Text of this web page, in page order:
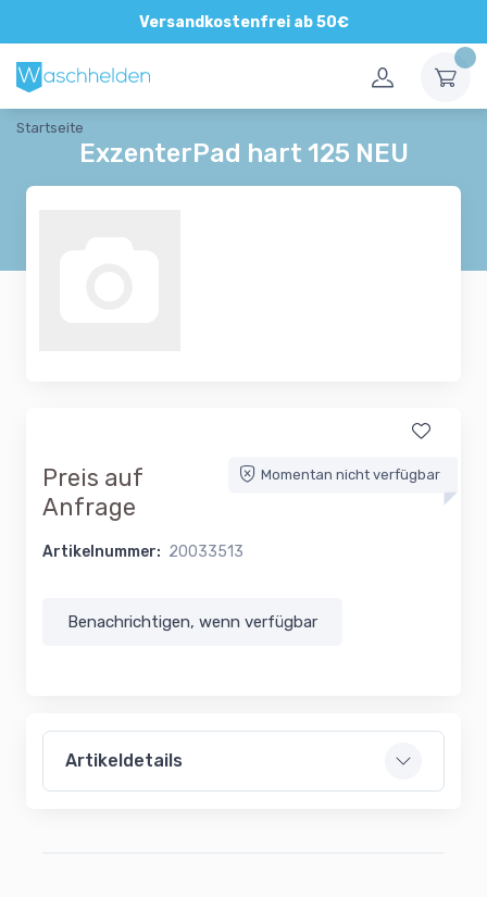
Versandkostenfrei ab 50€
Startseite
ExzenterPad hart 125 NEU
Momentan nicht verfügbar
Preis auf
Anfrage
Artikelnummer: 20033513
Benachrichtigen, wenn verfügbar
Artikeldetails